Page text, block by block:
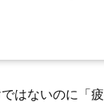
はないのに「